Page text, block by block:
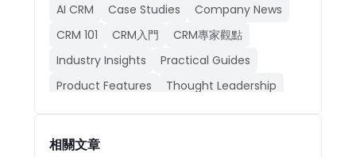
AI CRM Case Studies
Company News
CRM 101
CRM入門
CRM專家觀點
Industry Insights
Practical Guides
Product Features
Thought Leadership
行業動態
相關文章